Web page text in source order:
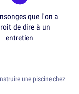
que l'on a
de dire à un
entretien
une piscine chez